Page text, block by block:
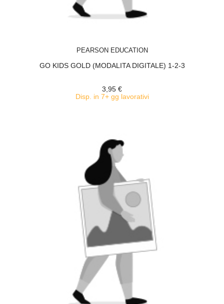
PEARSON EDUCATION
GO KIDS GOLD (MODALITA DIGITALE) 1-2-3
3,95 €
Disp. in 7+ gg lavorativi